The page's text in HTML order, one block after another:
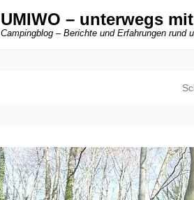
UMIWO – unterwegs
Campingblog – Berichte und Erfahrungen rund